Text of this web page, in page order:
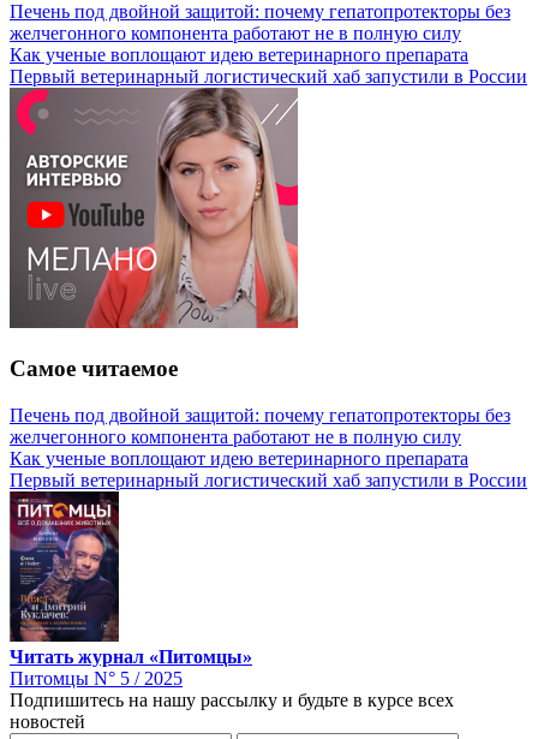
Печень под двойной защитой: почему гепатопротекторы без
желчегонного компонента работают не в полную силу
Как ученые воплощают идею ветеринарного препарата
Первый ветеринарный логистический хаб запустили в России
Самое читаемое
Печень под двойной защитой: почему гепатопротекторы без
желчегонного компонента работают не в полную силу
Как ученые воплощают идею ветеринарного препарата
Первый ветеринарный логистический хаб запустили в России
Читать журнал «Питомцы»
Питомцы N° 5 / 2025
Подпишитесь на нашу рассылку и будьте в курсе всех
новостей